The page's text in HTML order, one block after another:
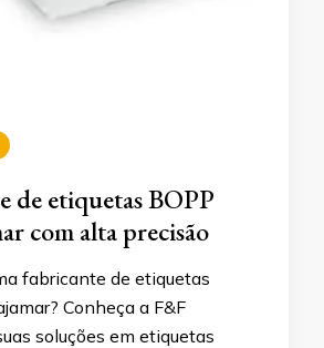
de etiquetas BOPP
com alta precisão
fabricante de etiquetas
Conheça a F&F
soluções em etiquetas